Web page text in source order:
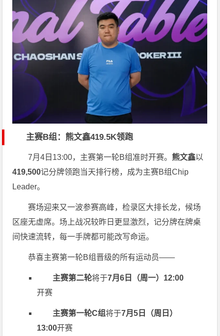
主赛B组：熊文鑫419.5K领跑
7月4日13:00，主赛第一轮B组准时开赛。 熊文鑫以
419,500记分牌领跑当天排行榜，成为主赛B组Chip
Leader。
赛场迎来又一波参赛高峰，检录区大排长龙，候场
区座无虚席。场上战况较昨日更显激烈，记分牌在牌桌
间快速流转，每一手牌都可能改写命运。
恭喜主赛第一轮B组晋级的所有运动员——
主赛第二轮将于7月6日（周一）12:00
开赛
主赛第一轮C组将于7月5日（周日）
13:00开赛